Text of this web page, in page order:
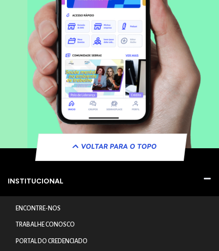
VOLTAR PARA O TOPO
INSTITUCIONAL
ENCONTRE-NOS
TRABALHE CONOSCO
PORTAL DO CREDENCIADO